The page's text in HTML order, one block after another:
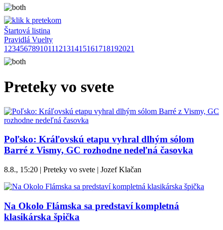
Štartová listina
Pravidlá Vuelty
1 23456789101112131415161718192021
Preteky vo svete
Poľsko: Kráľovskú etapu vyhral dlhým sólom
Barré z Vismy, GC rozhodne nedeľná časovka
8.8., 15:20 | Preteky vo svete | Jozef Klačan
Na Okolo Flámska sa predstaví kompletná
klasikárska špička